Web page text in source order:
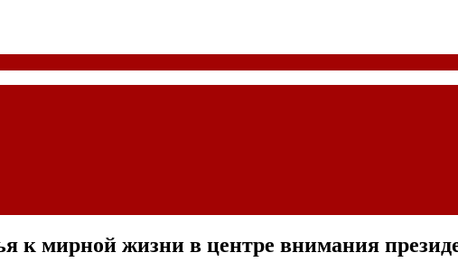
к мирной жизни в центре внимания